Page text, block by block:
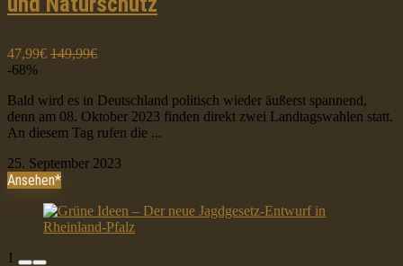
47,99€ 149,99€
-68%
Bald wird es in Deutschland politisch wieder äußerst spannend,
denn am 08. Oktober 2023 finden direkt zwei Landtagswahlen statt.
An diesem Tag rufen die ...
25. September 2023
Ansehen*
1